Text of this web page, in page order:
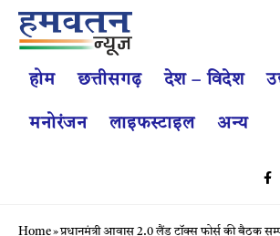
होम छत्तीसगढ़ देश – विदेश
मनोरंजन लाइफस्टाइल अन्य
Home»प्रधानमंत्री आवास 2.0 लैंड टॉक्स फोर्स की बैठक सम्पन्न…पात्र आवासहीन